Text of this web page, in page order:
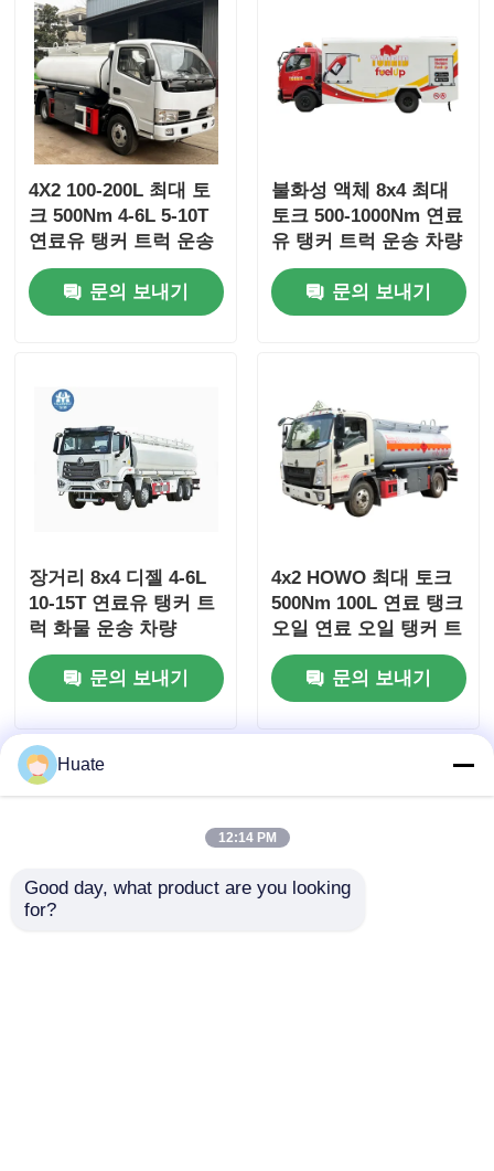
4X2 100-200L 최대 토
크 500Nm 4-6L 5-10T
연료유 탱커 트럭 운송
차량
문의 보내기
불화성 액체 8x4 최대
토크 500-1000Nm 연료
유 탱커 트럭 운송 차량
문의 보내기
장거리 8x4 디젤 4-6L
10-15T 연료유 탱커 트
럭 화물 운송 차량
문의 보내기
4x2 HOWO 최대 토크
500Nm 100L 연료 탱크
오일 연료 오일 탱커 트
럭 운송 차량
문의 보내기
Huate
12:14 PM
Good day, what product are you looking
for?